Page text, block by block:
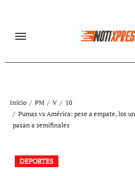
contenido
Inicio PM V
10
Pumas vs América: pese a empate, los
pasan a semifinales
DEPORTES